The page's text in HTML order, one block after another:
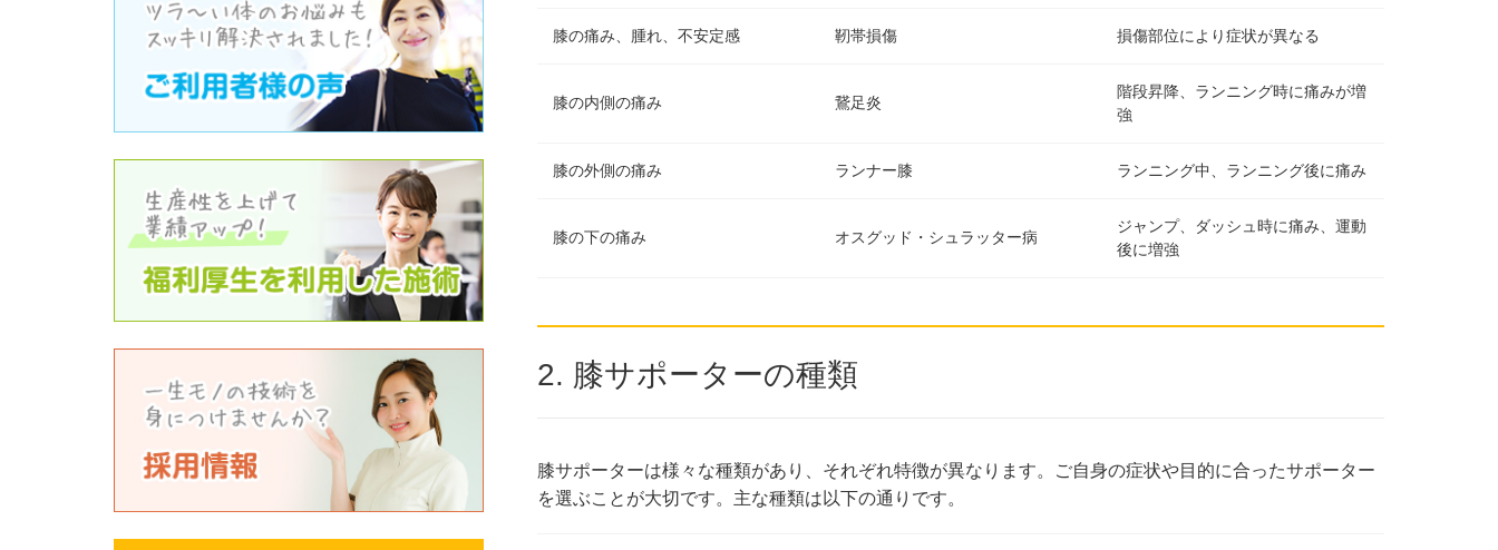
膝の痛み、腫れ、不安定感 靭帯損傷 損傷部位により症状が異なる
膝の内側の痛み 鵞足炎
階段昇降、ランニング時に痛みが増
強
膝の外側の痛み ランナー膝 ランニング中、ランニング後に痛み
膝の下の痛み オスグッド・シュラッター病
ジャンプ、ダッシュ時に痛み、運動
後に増強
2. 膝サポーターの種類
膝サポーターは様々な種類があり、それぞれ特徴が異なります。ご自身の症状や目的に合ったサポーター
を選ぶことが大切です。主な種類は以下の通りです。